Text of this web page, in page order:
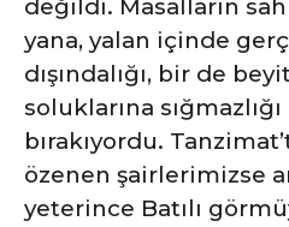
değildi. Masalların
yana, yalan içinde
dışındalığı, bir de
soluklarına
bırakıyordu.
özenen şairlerimizse
yeterince Batılı